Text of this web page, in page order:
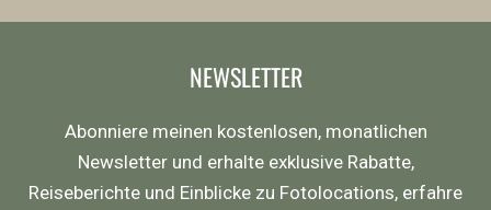
NEWSLETTER
Abonniere meinen kostenlosen, monatlichen
Newsletter und erhalte exklusive Rabatte,
Reiseberichte und Einblicke zu Fotolocations, erfahre